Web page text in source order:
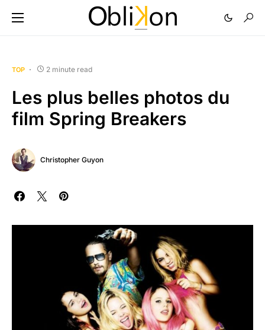
TOP 2 minute read
Les plus belles photos du
film Spring Breakers
Christopher Guyon